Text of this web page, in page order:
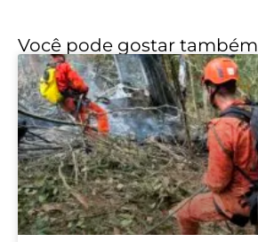
Você pode gostar também